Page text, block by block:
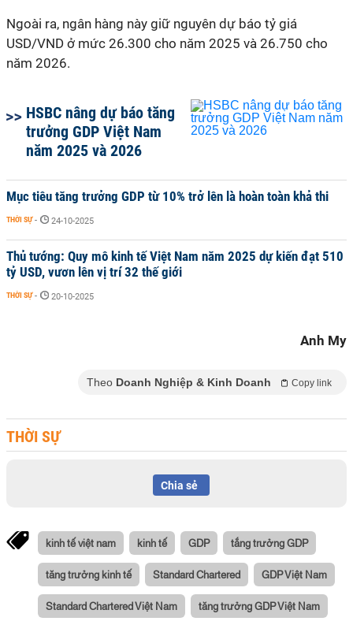
Ngoài ra, ngân hàng này giữ nguyên dự báo tỷ giá
USD/VND ở mức 26.300 cho năm 2025 và 26.750 cho
năm 2026.
HSBC nâng dự báo tăng
trưởng GDP Việt Nam
năm 2025 và 2026
Mục tiêu tăng trưởng GDP từ 10% trở lên là hoàn toàn khả thi
THỜI SỰ - 24-10-2025
Thủ tướng: Quy mô kinh tế Việt Nam năm 2025 dự kiến đạt 510
tỷ USD, vươn lên vị trí 32 thế giới
THỜI SỰ - 20-10-2025
Anh My
Theo Doanh Nghiệp & Kinh Doanh Copy link
THỜI SỰ
Chia sẻ
kinh tế việt nam kinh tế GDP tắng trưởng GDP
tăng trưởng kinh tế Standard Chartered GDP Việt Nam
Standard Chartered Việt Nam tăng trưởng GDP Việt Nam